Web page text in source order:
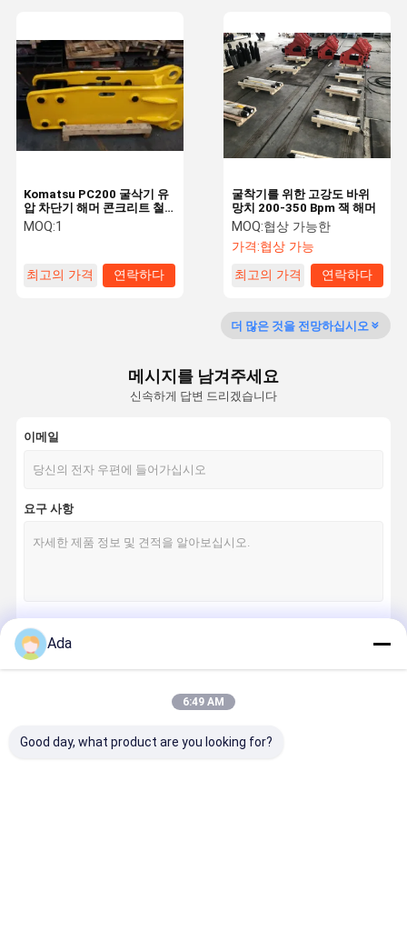
수압 차단기 나사
굴삭기 왕복거리 모터
굴착기를 위한 고강도 바위
망치 200-350 Bpm 잭 해머
MOQ:협상 가능한
가격:협상 가능
최고의 가격
연락하다
Komatsu PC200 굴삭기 유
압 차단기 해머 콘크리트 철
거 차단기
MOQ:1
최고의 가격 연락하다
더 많은 것을 전망하십시오
메시지를 남겨주세요
신속하게 답변 드리겠습니다
이메일
요구 사항
Ada
6:49 AM
Good day, what product are you looking for?